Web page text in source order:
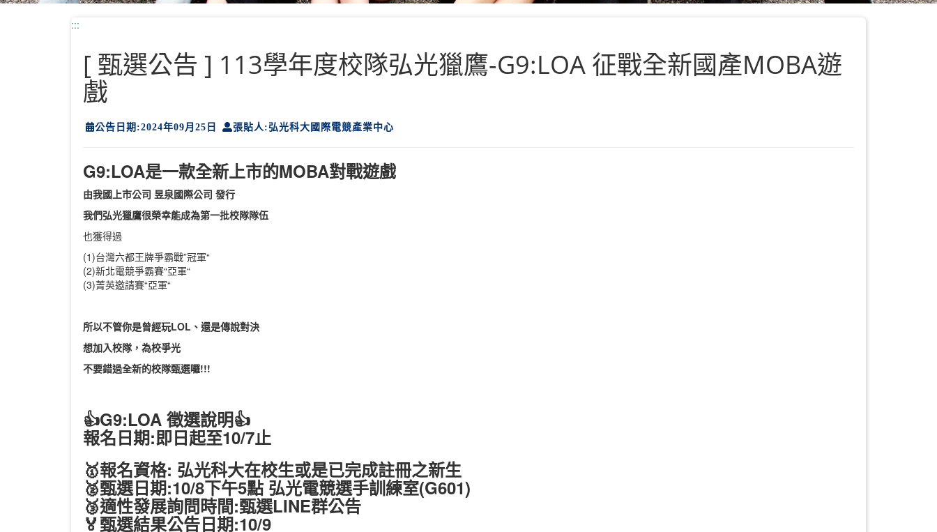
:::
[ 甄選公告 ] 113學年度校隊弘光獵鷹-G9:LOA 征戰全新國產MOBA遊
戲
公告日期:2024年09月25日 張貼人:弘光科大國際電競產業中心
G9:LOA是一款全新上市的MOBA對戰遊戲
由我國上市公司 昱泉國際公司 發行
我們弘光獵鷹很榮幸能成為第一批校隊隊伍
也獲得過
(1)台灣六都王牌爭霸戰”冠軍“
(2)新北電競爭霸賽“亞軍“
(3)菁英邀請賽“亞軍“
所以不管你是曾經玩LOL、還是傳說對決
想加入校隊，為校爭光
不要錯過全新的校隊甄選囉!!!
👍G9:LOA 徵選說明👍
報名日期:即日起至10/7止
🥇報名資格: 弘光科大在校生或是已完成註冊之新生
🥈甄選日期:10/8下午5點 弘光電競選手訓練室(G601)
🥉適性發展詢問時間:甄選LINE群公告
🏅甄選結果公告日期:10/9